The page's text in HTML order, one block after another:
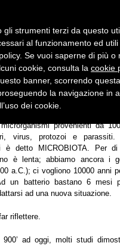
IL CENTRO DEL BENESSERE
è costituito da 10000
provenienti da
virus, protozoi e parassiti.
è detto
MICROBIOTA. Per di
è lenta; abbiamo ancora i
a.C.); ci vogliono 10000 anni
un batterio bastano 6 mesi
ad una nuova situazione.
riflettere.
900’ ad oggi, molti studi
gli strumenti terzi da questo
al funzionamento ed
Se vuoi saperne di più o
cookie, consulta la cookie
banner, scorrendo
la navigazione in
dei cookie.